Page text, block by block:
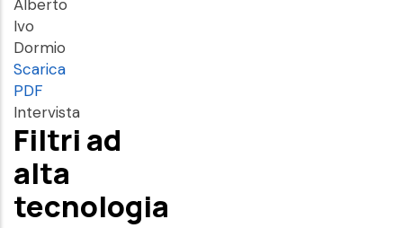
Alberto
Ivo
Dormio
Scarica
PDF
Intervista
Filtri ad
alta
tecnologia